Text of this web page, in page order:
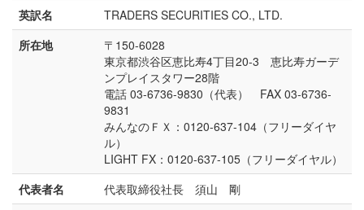
英訳名
TRADERS SECURITIES CO., LTD.
所在地
〒150-6028
東京都渋谷区恵比寿4丁目20-3 恵比寿ガーデ
ンプレイスタワー28階
電話 03-6736-9830（代表） FAX 03-6736-
9831
みんなのＦＸ：0120-637-104（フリーダイヤ
ル）
LIGHT FX：0120-637-105（フリーダイヤル）
代表者名
代表取締役社長 須山 剛